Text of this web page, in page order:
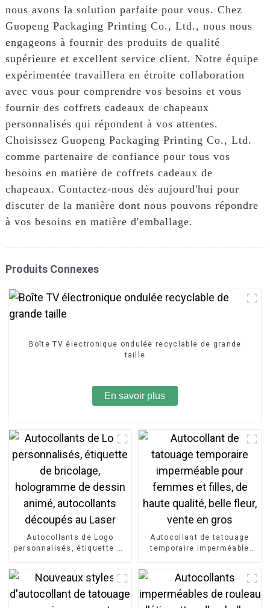
nous avons la solution parfaite pour vous. Chez
Guopeng Packaging Printing Co., Ltd., nous nous
engageons à fournir des produits de qualité
supérieure et excellent service client. Notre équipe
expérimentée travaillera en étroite collaboration
avec vous pour comprendre vos besoins et vous
fournir des coffrets cadeaux de chapeaux
personnalisés qui répondent à vos attentes.
Choisissez Guopeng Packaging Printing Co., Ltd.
comme partenaire de confiance pour tous vos
besoins en matière de coffrets cadeaux de
chapeaux. Contactez-nous dès aujourd'hui pour
discuter de la manière dont nous pouvons répondre
à vos besoins en matière d'emballage.
Produits Connexes
Boîte TV électronique ondulée recyclable de grande
taille
En savoir plus
Autocollants de Logo
personnalisés, étiquette de
dessin animé, autocollants
découpés au Laser
Autocollant de tatouage
temporaire imperméable
vente en gros